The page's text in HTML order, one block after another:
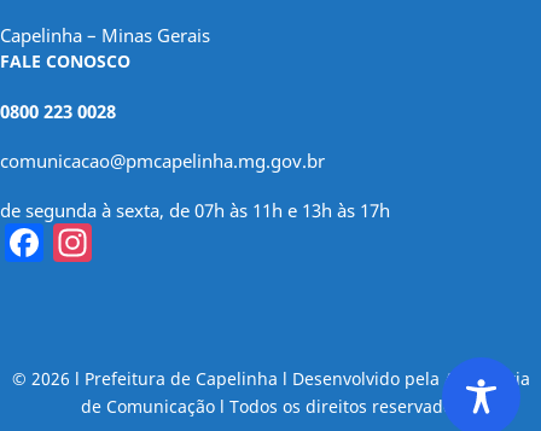
Capelinha – Minas Gerais
FALE CONOSCO
0800 223 0028
comunicacao@pmcapelinha.mg.gov.br
de segunda à sexta, de 07h às 11h e 13h às 17h
Facebook
© 2026 l Prefeitura de Capelinha l Desenvolvido pela Assessoria
de Comunicação l Todos os direitos reservados